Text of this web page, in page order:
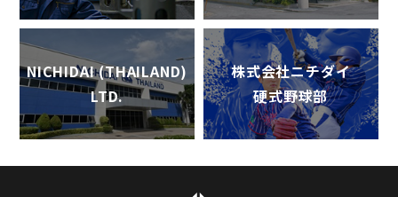
NICHIDAI (THAILAND)
LTD.
株式会社ニチダイ
硬式野球部